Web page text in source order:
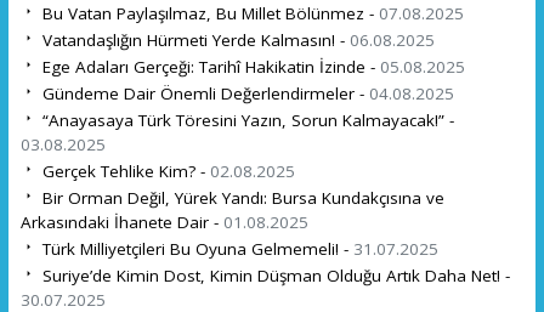
Bu Vatan Paylaşılmaz, Bu Millet Bölünmez - 07.08.2025
Vatandaşlığın Hürmeti Yerde Kalmasın! - 06.08.2025
Ege Adaları Gerçeği: Tarihî Hakikatin İzinde - 05.08.2025
Gündeme Dair Önemli Değerlendirmeler - 04.08.2025
“Anayasaya Türk Töresini Yazın, Sorun Kalmayacak!” -
03.08.2025
Gerçek Tehlike Kim? - 02.08.2025
Bir Orman Değil, Yürek Yandı: Bursa Kundakçısına ve
Arkasındaki İhanete Dair - 01.08.2025
Türk Milliyetçileri Bu Oyuna Gelmemeli! - 31.07.2025
Suriye’de Kimin Dost, Kimin Düşman Olduğu Artık Daha Net! -
30.07.2025